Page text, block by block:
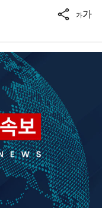
가가